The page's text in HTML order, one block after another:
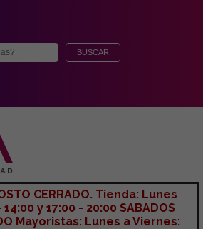
CERRADO. Tienda: Lunes
y 17:00 - 20:00 SABADOS
Mayoristas: Lunes a Viernes: